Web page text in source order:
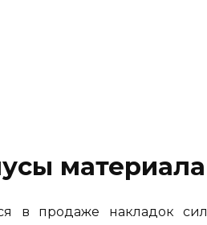
материала
в продаже накладок